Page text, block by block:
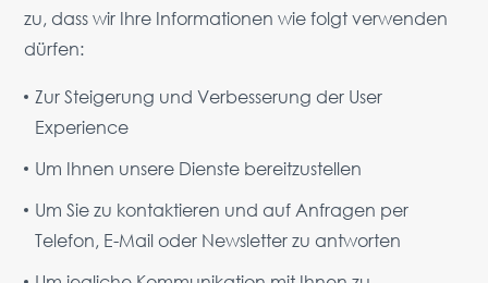
zu, dass wir Ihre Informationen wie folgt verwenden
dürfen:
Zur Steigerung und Verbesserung der User
Experience
Um Ihnen unsere Dienste bereitzustellen
Um Sie zu kontaktieren und auf Anfragen per
Telefon, E-Mail oder Newsletter zu antworten